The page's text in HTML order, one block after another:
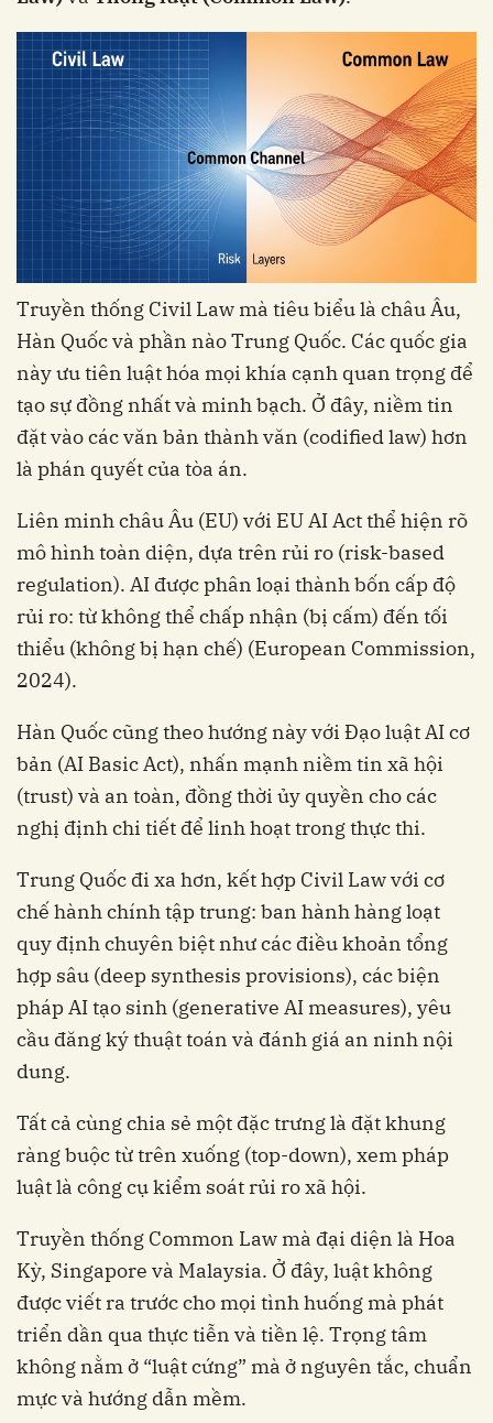
Truyền thống Civil Law mà tiêu biểu là châu Âu,
Hàn Quốc và phần nào Trung Quốc. Các quốc gia
này ưu tiên luật hóa mọi khía cạnh quan trọng để
tạo sự đồng nhất và minh bạch. Ở đây, niềm tin
đặt vào các văn bản thành văn (codified law) hơn
là phán quyết của tòa án.
Liên minh châu Âu (EU) với EU AI Act thể hiện rõ
mô hình toàn diện, dựa trên rủi ro (risk-based
regulation). AI được phân loại thành bốn cấp độ
rủi ro: từ không thể chấp nhận (bị cấm) đến tối
thiểu (không bị hạn chế) (European Commission,
2024).
Hàn Quốc cũng theo hướng này với Đạo luật AI cơ
bản (AI Basic Act), nhấn mạnh niềm tin xã hội
(trust) và an toàn, đồng thời ủy quyền cho các
nghị định chi tiết để linh hoạt trong thực thi.
Trung Quốc đi xa hơn, kết hợp Civil Law với cơ
chế hành chính tập trung: ban hành hàng loạt
quy định chuyên biệt như các điều khoản tổng
hợp sâu (deep synthesis provisions), các biện
pháp AI tạo sinh (generative AI measures), yêu
cầu đăng ký thuật toán và đánh giá an ninh nội
dung.
Tất cả cùng chia sẻ một đặc trưng là đặt khung
ràng buộc từ trên xuống (top-down), xem pháp
luật là công cụ kiểm soát rủi ro xã hội.
Truyền thống Common Law mà đại diện là Hoa
Kỳ, Singapore và Malaysia. Ở đây, luật không
được viết ra trước cho mọi tình huống mà phát
triển dần qua thực tiễn và tiền lệ. Trọng tâm
không nằm ở “luật cứng” mà ở nguyên tắc, chuẩn
mực và hướng dẫn mềm.